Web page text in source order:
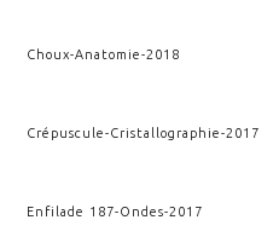
Choux-Anatomie-2018
Crépuscule-Cristallographie-2017
Enfilade 187-Ondes-2017